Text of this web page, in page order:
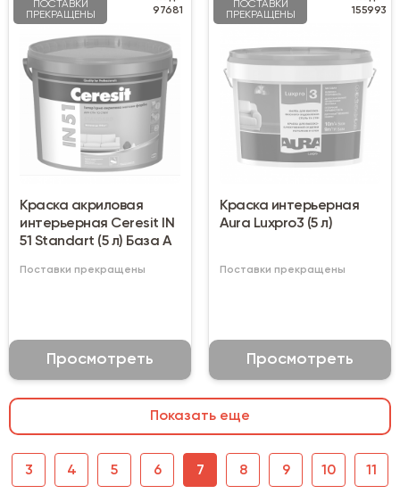
ПОСТАВКИ
ПРЕКРАЩЕНЫ
97681
Краска акриловая
интерьерная Ceresit IN
51 Standart (5 л) База А
Поставки прекращены
Просмотреть
ПОСТАВКИ
ПРЕКРАЩЕНЫ
155993
Краска интерьерная
Aura Luxpro3 (5 л)
Поставки прекращены
Просмотреть
Показать еще
3 4 5 6 7 8 9 10 11